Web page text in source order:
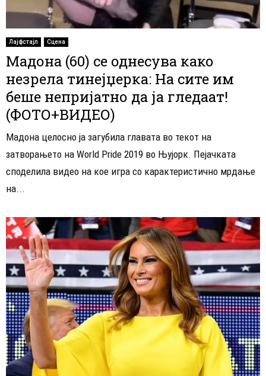
Лајфстајл Сцена
Мадона (60) се однесува како
незрела тинејџерка: На сите им
беше непријатно да ја гледаат!
(ФОТО+ВИДЕО)
Мадона целосно ја загубила главата во текот на
затворањето на World Pride 2019 во Њујорк. Пејачката
споделила видео на кое игра со карактеристично мрдање
на...